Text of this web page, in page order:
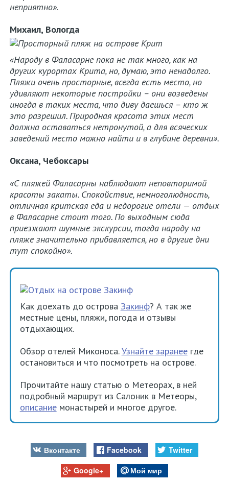
неприятно».
Михаил, Вологда
«Народу в Фаласарне пока не так много, как на
других курортах Крита, но, думаю, это ненадолго.
Пляжи очень просторные, всегда есть место, но
удивляют некоторые постройки – они возведены
иногда в таких места, что диву даешься – кто ж
это разрешил. Природная красота этих мест
должна оставаться нетронутой, а для всяческих
заведений место можно найти и в глубине деревни».
Оксана, Чебоксары
«С пляжей Фаласарны наблюдают неповторимой
красоты закаты. Спокойствие, немноголюдность,
отличная критская еда и недорогие отели — отдых
в Фаласарне стоит того. По выходным сюда
приезжают шумные экскурсии, тогда народу на
пляже значительно прибавляется, но в другие дни
тут спокойно».
Как доехать до острова Закинф? А так же
местные цены, пляжи, погода и отзывы
отдыхающих.
Обзор отелей Миконоса.Узнайте заранеегде
остановиться и что посмотреть на острове.
Прочитайте нашу статью о Метеорах, в ней
подробный маршрут из Салоник в Метеоры,
описаниемонастырей и многое другое.
Вконтакте Facebook Twitter
Google+ Мой мир